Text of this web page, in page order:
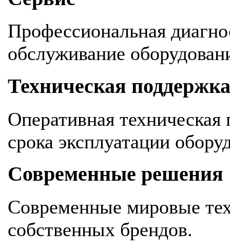
Профессиональная
обслуживание
Техническая поддержка
Оперативная техническая
срока эксплуатации
Современные решения
Современные мировые
собственных брендов.